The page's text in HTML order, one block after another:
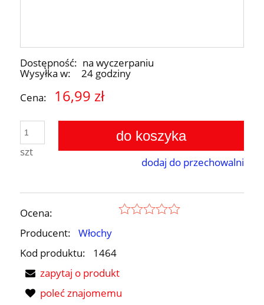
Dostępność: na wyczerpaniu
Wysyłka w:
24 godziny
Cena:
16,99 zł
szt
do koszyka
dodaj do przechowalni
Ocena:
Producent:
Włochy
Kod produktu:
1464
zapytaj o produkt
poleć znajomemu